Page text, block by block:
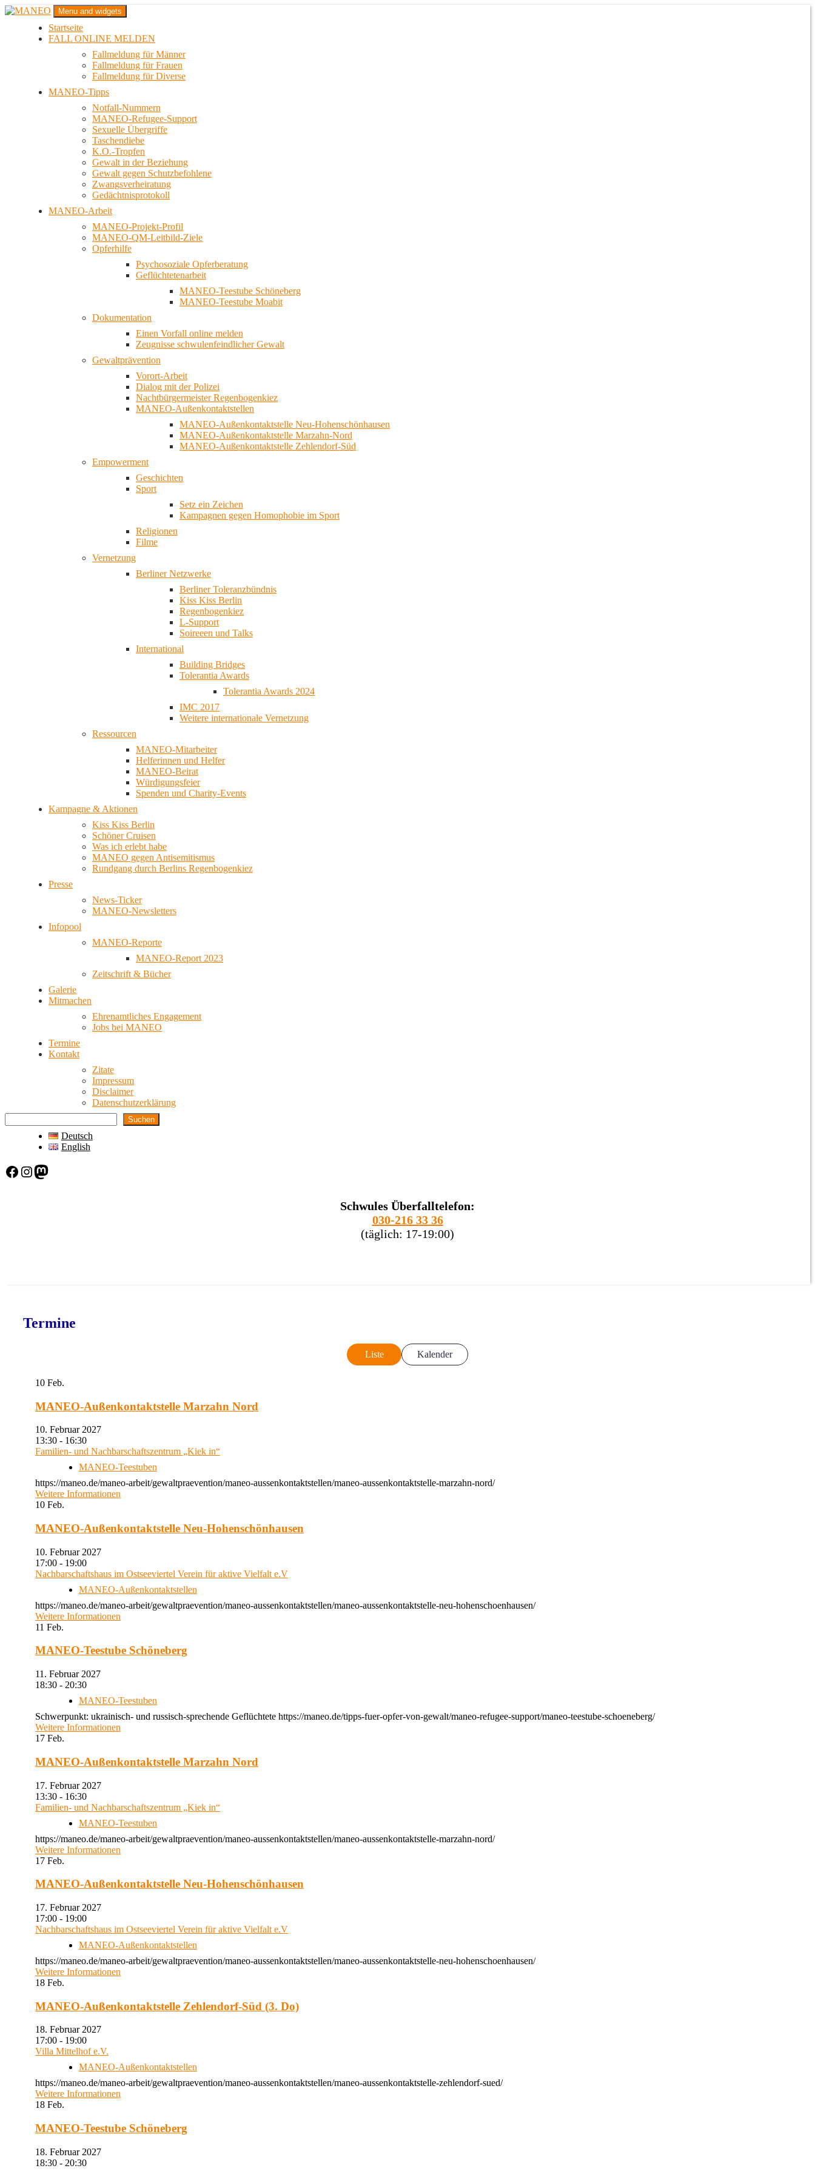
Zum
MANEO
Das schwule Anti-Gewalt-Projekt in Berlin
Menu and widgets
Startseite
FALL ONLINE MELDEN
Fallmeldung für Männer
Fallmeldung für Frauen
Fallmeldung für Diverse
MANEO-Tipps
Notfall-Nummern
MANEO-Refugee-Support
Sexuelle Übergriffe
Taschendiebe
K.O.-Tropfen
Gewalt in der Beziehung
Gewalt gegen Schutzbefohlene
Zwangsverheiratung
Gedächtnisprotokoll
MANEO-Arbeit
MANEO-Projekt-Profil
MANEO-QM-Leitbild-Ziele
Opferhilfe
Psychosoziale Opferberatung
Geflüchtetenarbeit
MANEO-Teestube Schöneberg
MANEO-Teestube Moabit
Dokumentation
Einen Vorfall online melden
Zeugnisse schwulenfeindlicher Gewalt
Gewaltprävention
Vorort-Arbeit
Dialog mit der Polizei
Nachtbürgermeister Regenbogenkiez
MANEO-Außenkontaktstellen
MANEO-Außenkontaktstelle Neu-Hohenschönhausen
MANEO-Außenkontaktstelle Marzahn-Nord
MANEO-Außenkontaktstelle Zehlendorf-Süd
Empowerment
Geschichten
Sport
Setz ein Zeichen
Kampagnen gegen Homophobie im Sport
Religionen
Filme
Vernetzung
Berliner Netzwerke
Berliner Toleranzbündnis
Kiss Kiss Berlin
Regenbogenkiez
L-Support
Soireeen und Talks
International
Building Bridges
Tolerantia Awards
Tolerantia Awards 2024
IMC 2017
Weitere internationale Vernetzung
Ressourcen
MANEO-Mitarbeiter
Helferinnen und Helfer
MANEO-Beirat
Würdigungsfeier
Spenden und Charity-Events
Kampagne & Aktionen
Kiss Kiss Berlin
Schöner Cruisen
Was ich erlebt habe
MANEO gegen Antisemitismus
Rundgang durch Berlins Regenbogenkiez
Presse
News-Ticker
MANEO-Newsletters
Infopool
MANEO-Reporte
MANEO-Report 2023
Zeitschrift & Bücher
Galerie
Mitmachen
Ehrenamtliches Engagement
Jobs bei MANEO
Termine
Kontakt
Zitate
Impressum
Disclaimer
Datenschutzerklärung
Suchen
Deutsch
English
Facebook Instagram Mastodon
Schwules Überfalltelefon:
030-216 33 36
(täglich: 17-19:00)
Termine
Liste Kalender
10 Feb.
MANEO-Außenkontaktstelle Marzahn Nord
10. Februar 2027
13:30 - 16:30
Familien- und Nachbarschaftszentrum „Kiek in“
MANEO-Teestuben
https://maneo.de/maneo-arbeit/gewaltpraevention/maneo-aussenkontaktstellen/maneo-aussenkontaktstelle-marzahn-nord/
Weitere Informationen
10 Feb.
MANEO-Außenkontaktstelle Neu-Hohenschönhausen
10. Februar 2027
17:00 - 19:00
Nachbarschaftshaus im Ostseeviertel Verein für aktive Vielfalt e.V
MANEO-Außenkontaktstellen
https://maneo.de/maneo-arbeit/gewaltpraevention/maneo-aussenkontaktstellen/maneo-aussenkontaktstelle-neu-hohenschoenhausen/
Weitere Informationen
11 Feb.
MANEO-Teestube Schöneberg
11. Februar 2027
18:30 - 20:30
MANEO-Teestuben
Schwerpunkt: ukrainisch- und russisch-sprechende Geflüchtete https://maneo.de/tipps-fuer-opfer-von-gewalt/maneo-refugee-support/maneo-teestube-schoeneberg/
Weitere Informationen
17 Feb.
MANEO-Außenkontaktstelle Marzahn Nord
17. Februar 2027
13:30 - 16:30
Familien- und Nachbarschaftszentrum „Kiek in“
MANEO-Teestuben
https://maneo.de/maneo-arbeit/gewaltpraevention/maneo-aussenkontaktstellen/maneo-aussenkontaktstelle-marzahn-nord/
Weitere Informationen
17 Feb.
MANEO-Außenkontaktstelle Neu-Hohenschönhausen
17. Februar 2027
17:00 - 19:00
Nachbarschaftshaus im Ostseeviertel Verein für aktive Vielfalt e.V
MANEO-Außenkontaktstellen
https://maneo.de/maneo-arbeit/gewaltpraevention/maneo-aussenkontaktstellen/maneo-aussenkontaktstelle-neu-hohenschoenhausen/
Weitere Informationen
18 Feb.
MANEO-Außenkontaktstelle Zehlendorf-Süd (3. Do)
18. Februar 2027
17:00 - 19:00
Villa Mittelhof e.V.
MANEO-Außenkontaktstellen
https://maneo.de/maneo-arbeit/gewaltpraevention/maneo-aussenkontaktstellen/maneo-aussenkontaktstelle-zehlendorf-sued/
Weitere Informationen
18 Feb.
MANEO-Teestube Schöneberg
18. Februar 2027
18:30 - 20:30